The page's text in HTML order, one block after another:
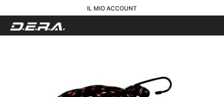
IL MIO ACCOUNT